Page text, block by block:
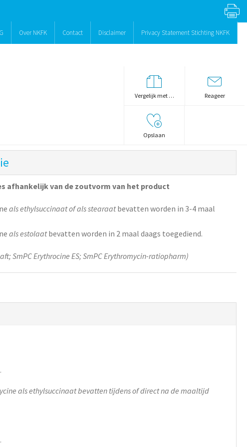
Over NKFK Contact Disclaimer Privacy Statement Stichting NKFK
Vergelijk met … Reageer
Opslaan
afhankelijk van de zoutvorm van het product
als ethylsuccinaat of als stearaatbevatten worden in 3-4 maal
als estolaatbevatten worden in 2 maal daags toegediend.
SmPC Erythrocine ES; SmPC Erythromycin-ratiopharm)
als ethylsuccinaat bevatten tijdens of direct na de maaltijd